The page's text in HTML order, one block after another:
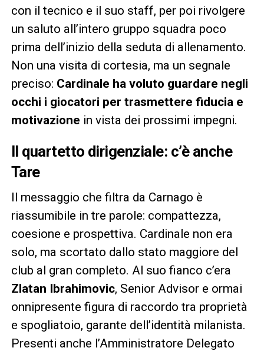
con il tecnico e il suo staff, per poi rivolgere
un saluto all’intero gruppo squadra poco
prima dell’inizio della seduta di allenamento.
Non una visita di cortesia, ma un segnale
preciso: Cardinale ha voluto guardare negli
occhi i giocatori per trasmettere fiducia e
motivazione in vista dei prossimi impegni.
Il quartetto dirigenziale: c’è anche
Tare
Il messaggio che filtra da Carnago è
riassumibile in tre parole: compattezza,
coesione e prospettiva. Cardinale non era
solo, ma scortato dallo stato maggiore del
club al gran completo. Al suo fianco c’era
Zlatan Ibrahimovic, Senior Advisor e ormai
onnipresente figura di raccordo tra proprietà
e spogliatoio, garante dell’identità milanista.
Presenti anche l’Amministratore Delegato